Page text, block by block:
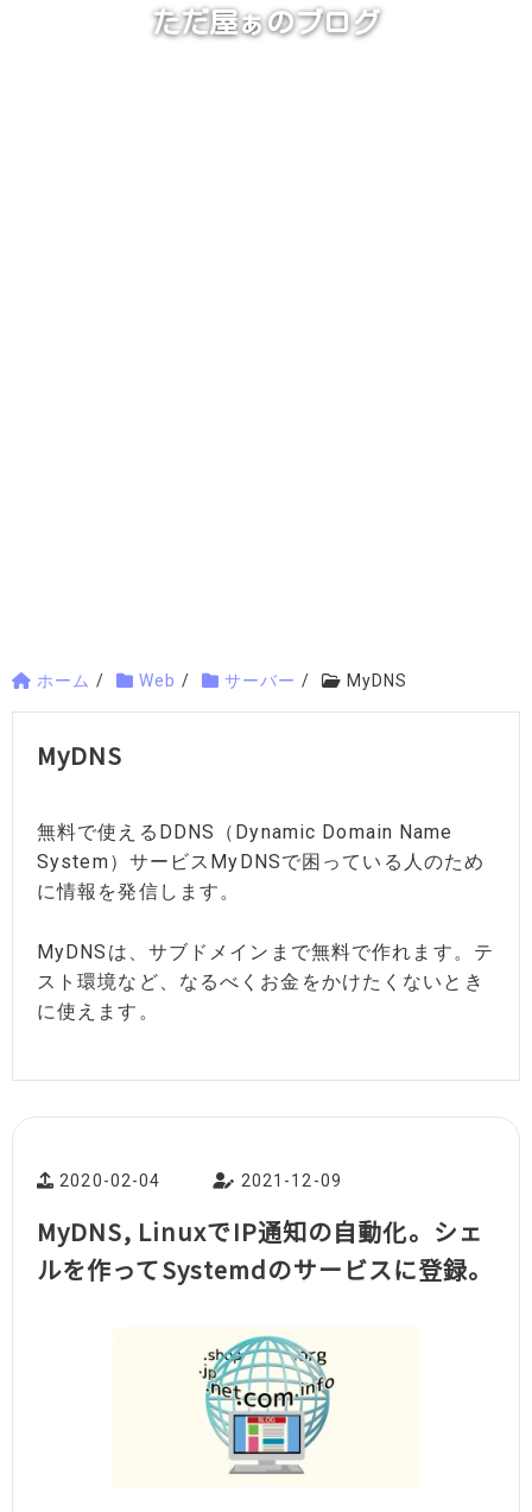
ただ屋ぁのブログ
ホーム / Web / サーバー / MyDNS
MyDNS
無料で使えるDDNS（Dynamic Domain Name
System）サービスMyDNSで困っている人のため
に情報を発信します。
MyDNSは、サブドメインまで無料で作れます。テ
スト環境など、なるべくお金をかけたくないとき
に使えます。
2020-02-04 2021-12-09
MyDNS, LinuxでIP通知の自動化。シェ
ルを作ってSystemdのサービスに登録。